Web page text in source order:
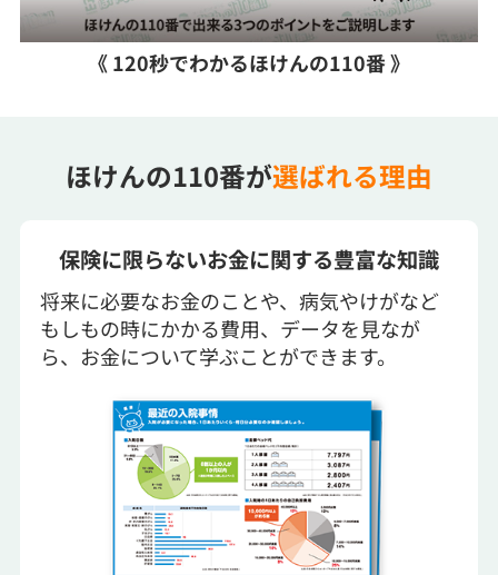
《 120秒でわかるほけんの110番 》
ほけんの110番が選ばれる理由
将来に必要なお金のことや、病気やけがなど
もしもの時にかかる費用、データを見なが
ら、お金について学ぶことができます。
保険に限らないお金に関する豊富な知識